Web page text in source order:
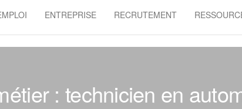
ENTREPRISE RECRUTEMENT
: technicien en